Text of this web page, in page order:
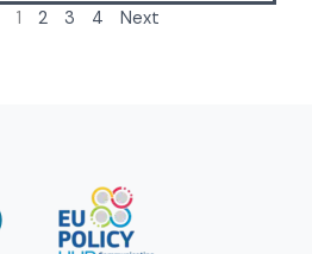
1 2 3 4 Next